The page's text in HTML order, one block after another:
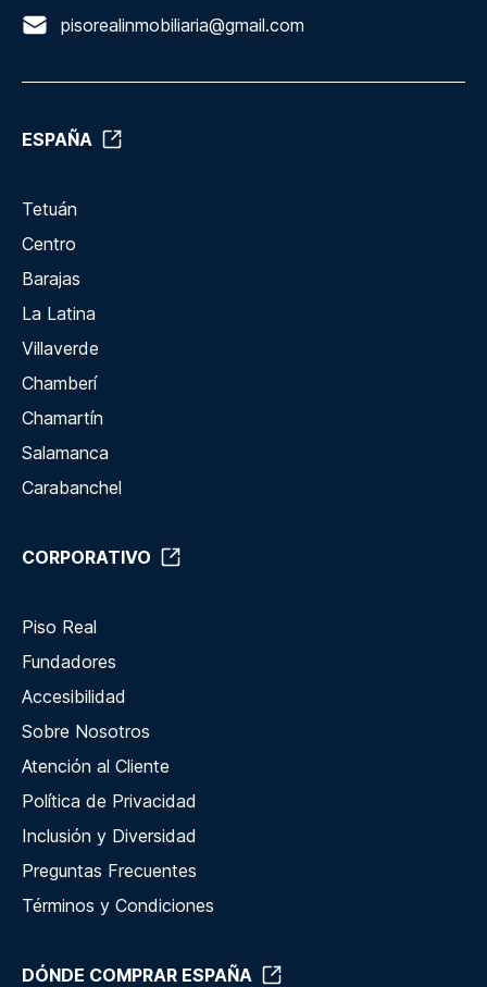
pisorealinmobiliaria@gmail.com
ESPAÑA
Tetuán
Centro
Barajas
La Latina
Villaverde
Chamberí
Chamartín
Salamanca
Carabanchel
CORPORATIVO
Piso Real
Fundadores
Accesibilidad
Sobre Nosotros
Atención al Cliente
Política de Privacidad
Inclusión y Diversidad
Preguntas Frecuentes
Términos y Condiciones
DÓNDE COMPRAR ESPAÑA